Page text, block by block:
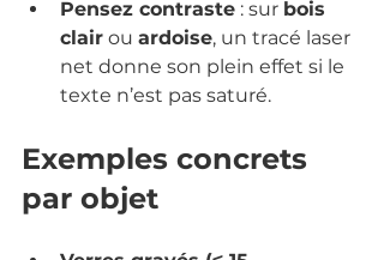
Pensez contraste : sur bois
clair ou ardoise, un tracé laser
net donne son plein effet si le
texte n’est pas saturé.
Exemples concrets
par objet